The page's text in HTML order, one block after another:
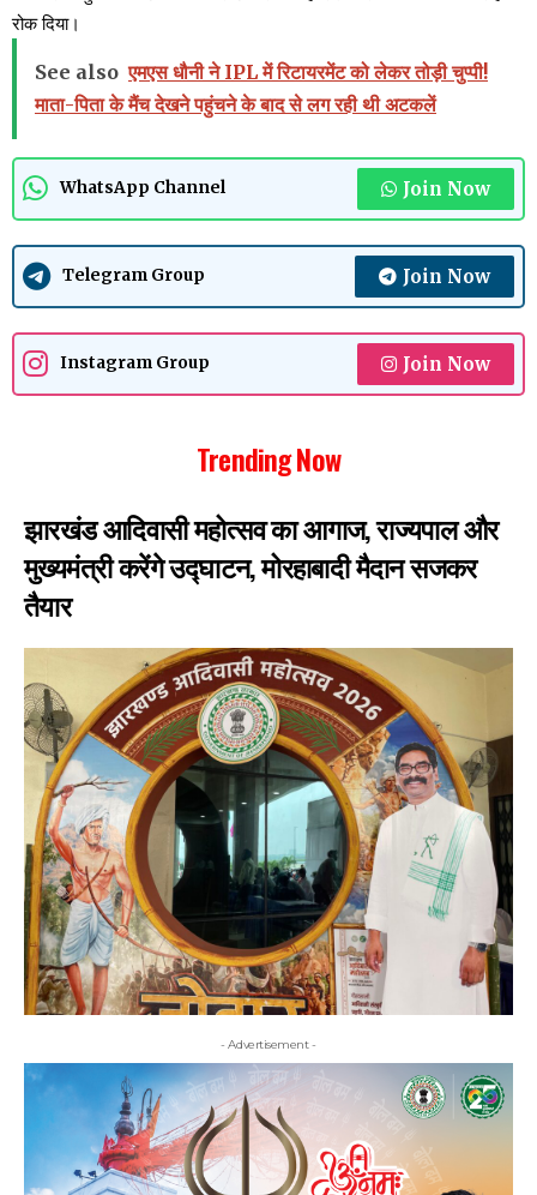
रोक दिया।
See also एमएस धौनी ने IPL में रिटायरमेंट को लेकर तोड़ी चुप्पी!
माता-पिता के मैंच देखने पहुंचने के बाद से लग रही थी अटकलें
WhatsApp Channel Join Now
Telegram Group Join Now
Instagram Group Join Now
Trending Now
झारखंड आदिवासी महोत्सव का आगाज, राज्यपाल और
मुख्यमंत्री करेंगे उद्घाटन, मोरहाबादी मैदान सजकर
तैयार
- Advertisement -